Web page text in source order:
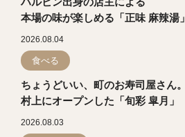
本場の味が楽しめる「正味 麻辣湯」
2026.08.04
食べる
ちょうどいい、町のお寿司屋さん。
村上にオープンした「旬彩 皐月」
2026.08.03